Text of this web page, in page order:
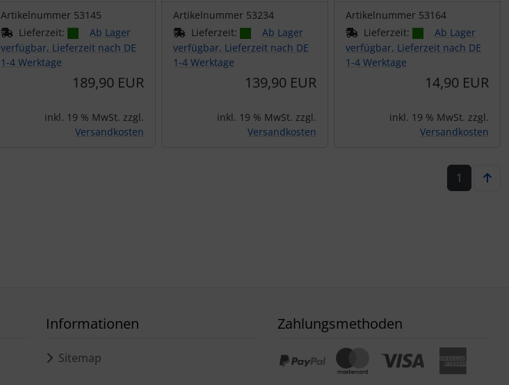
Artikelnummer 53145
Lieferzeit:
Ab Lager
verfügbar, Lieferzeit nach DE
1-4 Werktage
189,90 EUR
inkl. 19 % MwSt. zzgl.
Versandkosten
Artikelnummer 53234
Lieferzeit:
Ab Lager
verfügbar, Lieferzeit nach DE
1-4 Werktage
139,90 EUR
inkl. 19 % MwSt. zzgl.
Versandkosten
Artikelnummer 53164
Lieferzeit:
Ab Lager
verfügbar, Lieferzeit nach DE
1-4 Werktage
14,90 EUR
inkl. 19 % MwSt. zzgl.
Versandkosten
1
Informationen
Sitemap
Zahlungsmethoden